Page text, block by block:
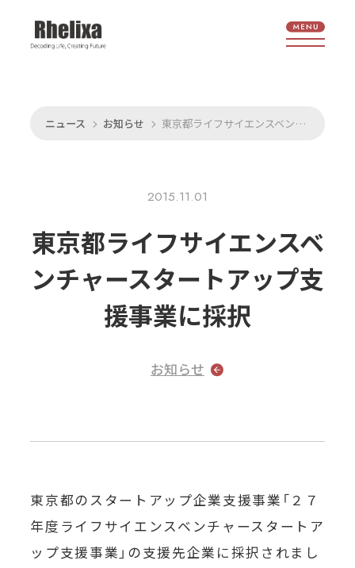
ニュース お知らせ 東京都ライフサイエンスベンチャースタートアップ支援事業に採択
2015.11.01
東京都ライフサイエンスベ
ンチャースタートアップ支
援事業に採択
お知らせ
東京都のスタートアップ企業支援事業「２７
年度ライフサイエンスベンチャースタートア
ップ支援事業」の支援先企業に採択されまし